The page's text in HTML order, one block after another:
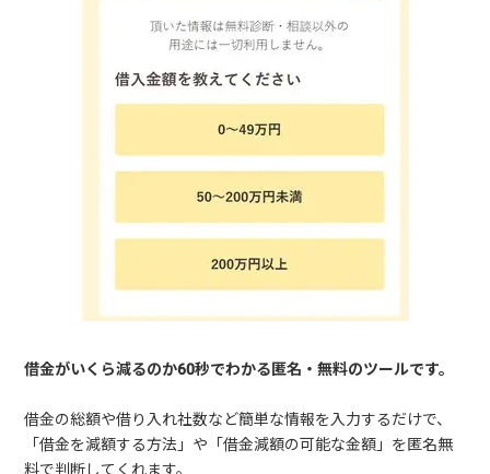
借金がいくら減るのか60秒でわかる匿名・無料のツールです。
借金の総額や借り入れ社数など簡単な情報を入力するだけで、
「借金を減額する方法」や「借金減額の可能な金額」を匿名無